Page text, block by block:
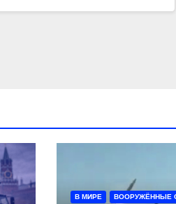
В МИРЕ ВООРУЖЁННЫЕ